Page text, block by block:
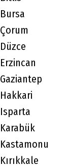
Bursa
Çorum
Düzce
Erzincan
Gaziantep
Hakkari
Isparta
Karabük
Kastamonu
Kırıkkale